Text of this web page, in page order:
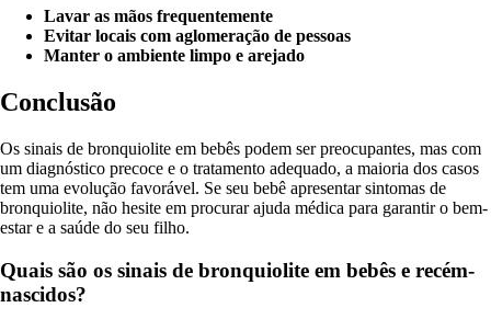
Lavar as mãos frequentemente
Evitar locais com aglomeração de pessoas
Manter o ambiente limpo e arejado
Conclusão
Os sinais de bronquiolite em bebês podem ser preocupantes, mas com
um diagnóstico precoce e o tratamento adequado, a maioria dos casos
tem uma evolução favorável. Se seu bebê apresentar sintomas de
bronquiolite, não hesite em procurar ajuda médica para garantir o bem-
estar e a saúde do seu filho.
Quais são os sinais de bronquiolite em bebês e recém-
nascidos?